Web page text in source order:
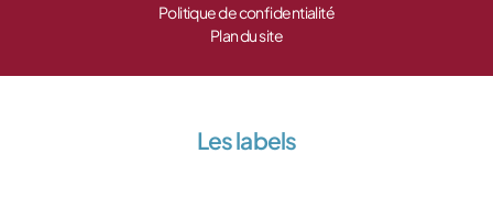
Politique de confidentialité
Plan du site
Les labels